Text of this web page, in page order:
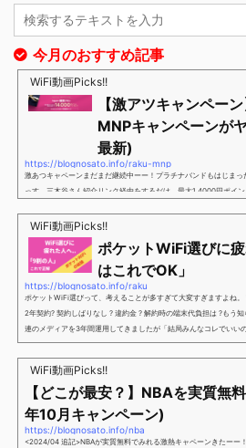
今月のおすすめ記事
WiFi動画Picks!!
【激アツキャンペー
MNPキャンペーンが
最新)
https://blognosato.info/raku-mnp
激あつキャペーンまだまだ継続中ーー！プラチナバンドもはじま
っす。三木谷さん紹介リンク経由をするだけ。最大1,4000円ポイ
谷さんキャンペーン／2回線目以降でもOK再契約でもでもOK背水
け」とも思えるポイントばら撒きキャンペーンを発動してきまし
別招待ページから楽天モバイ...
WiFi動画Picks!!
ポケットWiFi選びに
はこれでOK」
https://blognosato.info/raku
ポケットWiFi選びって、考えることが多すぎて大変すぎますよね
2年契約? 契約しばりなし ? 違約金 ? 解約時の端末代負担は ?もう
連のメディアを3年間運用してきましたが「結局みんなコレでいい
ということで、「ポケットWiFi選びに疲れた」「結局どれがいい
解】を用意しました。ポケットWiFiのヘビーユーザー視点で「90
のなので、「多...
WiFi動画Picks!!
【どこが最安？】NBAを実質無
年10月キャンペーン)
https://blognosato.info/nba
<2024/04 追記>NBAが実質無料でみれる激熱キャペーンきたーー